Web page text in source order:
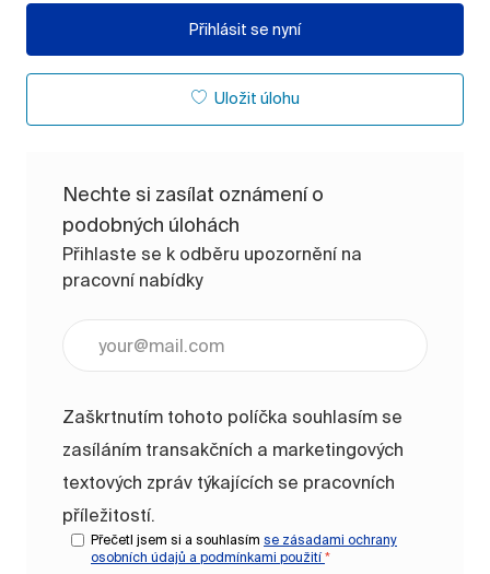
Přihlásit se nyní
Uložit úlohu
Nechte si zasílat oznámení o
podobných úlohách
Přihlaste se k odběru upozornění na
pracovní nabídky
Zaškrtnutím tohoto políčka souhlasím se
zasíláním transakčních a marketingových
textových zpráv týkajících se pracovních
příležitostí.
Přečetl jsem si a souhlasím se zásadami ochrany
osobních údajů a podmínkami použití *